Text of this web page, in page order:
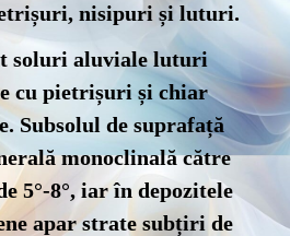
nisipuri și luturi.
aluviale luturi
cu pietrișuri și chiar
Subsolul de suprafață
monoclinală către
5°-8°, iar în depozitele
apar strate subțiri de